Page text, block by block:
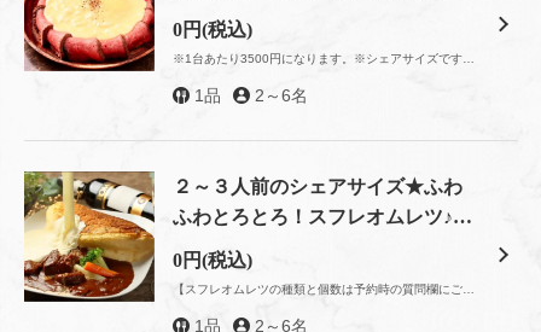
0円(税込)
1品 2～6名
２～３人前のシェアサイズ★ふわ
ふわとろとろ！スフレオムレツ♪～
選べる種類と個数～
0円(税込)
1品 2～6名